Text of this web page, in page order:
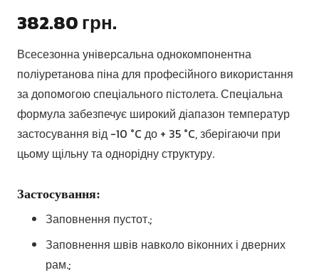
382.80грн.
Всесезонна універсальна однокомпонентна
поліуретанова піна для професійного використання
за допомогою спеціального пістолета. Спеціальна
формула забезпечує широкий діапазон температур
застосування від -10 °C до + 35 °C, зберігаючи при
цьому щільну та однорідну структуру.
Застосування:
Заповнення пустот.;
Заповнення швів навколо віконних і дверних
рам.;